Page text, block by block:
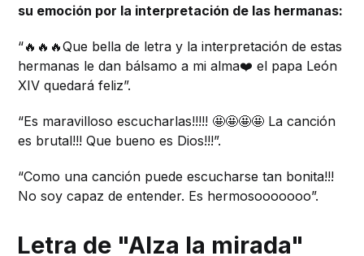
su emoción por la interpretación de las hermanas:
“🔥🔥🔥Que bella de letra y la interpretación de estas
hermanas le dan bálsamo a mi alma❤️ el papa León
XIV quedará feliz”.
“Es maravilloso escucharlas!!!!! 🤩🤩🤩🤩 La canción
es brutal!!! Que bueno es Dios!!!”.
“Como una canción puede escucharse tan bonita!!!
No soy capaz de entender. Es hermosooooooo”.
Letra de "Alza la mirada"